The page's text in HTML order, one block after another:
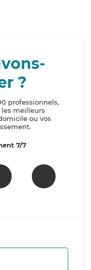
?
professionnels,
les meilleurs
ou vos
7/7